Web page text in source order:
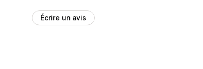
Écrire un avis